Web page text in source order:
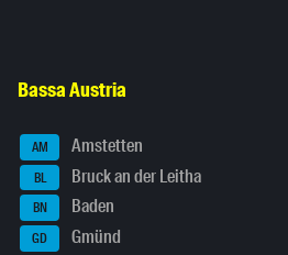
Bassa Austria
AM Amstetten
BL Bruck an der Leitha
BN Baden
GD Gmünd